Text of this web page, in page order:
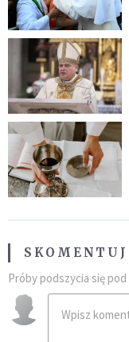
Próby podszycia się